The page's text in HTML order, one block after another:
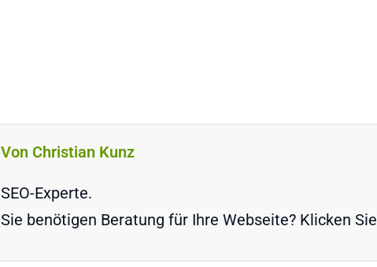
Von Christian Kunz
SEO-Experte.
Sie benötigen Beratung für Ihre Webseite? Klicken Sie